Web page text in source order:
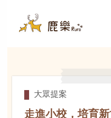
大眾提案
走進小校，培育